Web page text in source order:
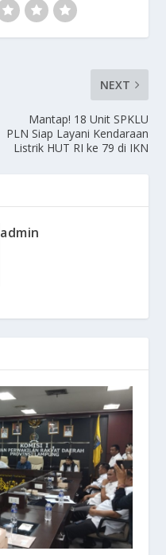
NEXT
Mantap! 18 Unit SPKLU
PLN Siap Layani Kendaraan
Listrik HUT RI ke 79 di IKN
admin